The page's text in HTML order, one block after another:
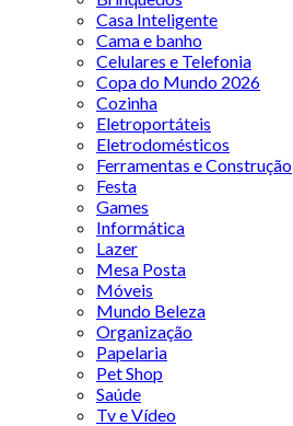
Casa Inteligente
Cama e banho
Celulares e Telefonia
Copa do Mundo 2026
Cozinha
Eletroportáteis
Eletrodomésticos
Ferramentas e Construção
Festa
Games
Informática
Lazer
Mesa Posta
Móveis
Mundo Beleza
Organização
Papelaria
Pet Shop
Saúde
Tv e Vídeo